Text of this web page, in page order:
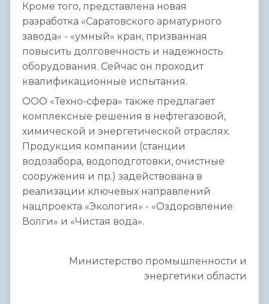
Кроме того, представлена новая
разработка «Саратовского арматурного
завода» - «умный» кран, призванная
повысить долговечность и надежность
оборудования. Сейчас он проходит
квалификационные испытания.
ООО «Техно-сфера» также предлагает
комплексные решения в нефтегазовой,
химической и энергетической отраслях.
Продукция компании (станции
водозабора, водоподготовки, очистные
сооружения и пр.) задействована в
реализации ключевых направлений
нацпроекта «Экология» - «Оздоровление
Волги» и «Чистая вода».
Министерство промышленности и
энергетики области